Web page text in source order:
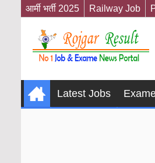
आर्मी भर्ती 2025 Railway Job
Latest Jobs